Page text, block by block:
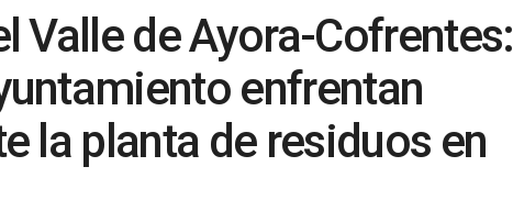
Valle de Ayora-Cofrentes:
enfrentan
la planta de residuos en